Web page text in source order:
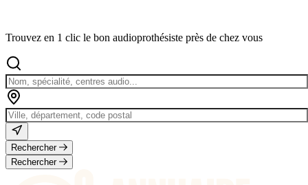
Trouvez en 1 clic le bon audioprothésiste près de chez vous
Rechercher
Rechercher